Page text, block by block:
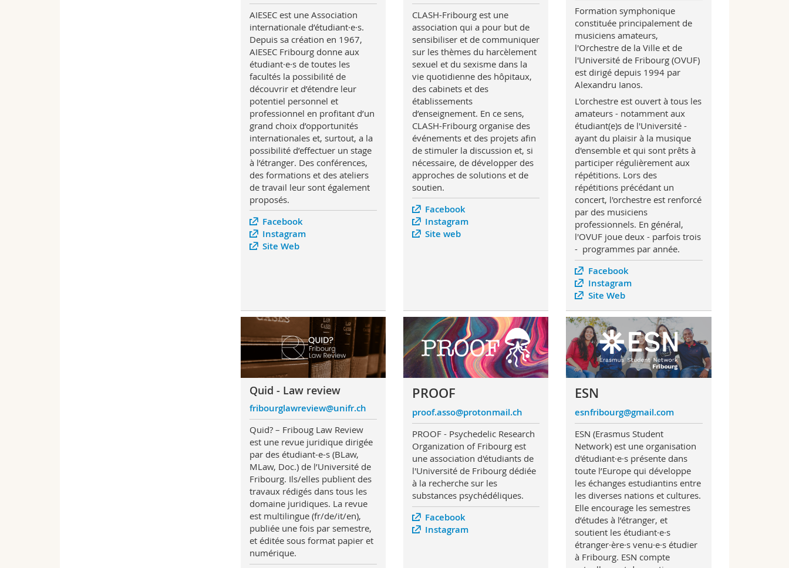
AIESEC est une Association
internationale d’étudiant·e·s.
Depuis sa création en 1967,
AIESEC Fribourg donne aux
étudiant·e·s de toutes les
facultés la possibilité de
découvrir et d’étendre leur
potentiel personnel et
professionnel en profitant d’un
grand choix d’opportunités
internationales et, surtout, a la
possibilité d’effectuer un stage
à l’étranger. Des conférences,
des formations et des ateliers
de travail leur sont également
proposés.
Facebook
Instagram
Site Web
CLASH-Fribourg est une
association qui a pour but de
sensibiliser et de communiquer
sur les thèmes du harcèlement
sexuel et du sexisme dans la
vie quotidienne des hôpitaux,
des cabinets et des
établissements
d’enseignement. En ce sens,
CLASH-Fribourg organise des
événements et des projets afin
de stimuler la discussion et, si
nécessaire, de développer des
approches de solutions et de
soutien.
Facebook
Instagram
Site web
Formation symphonique
constituée principalement de
musiciens amateurs,
l'Orchestre de la Ville et de
l'Université de Fribourg (OVUF)
est dirigé depuis 1994 par
Alexandru Ianos.
L'orchestre est ouvert à tous les
amateurs - notamment aux
étudiant(e)s de l'Université -
ayant du plaisir à la musique
d'ensemble et qui sont prêts à
participer régulièrement aux
répétitions. Lors des
répétitions précédant un
concert, l'orchestre est renforcé
par des musiciens
professionnels. En général,
l'OVUF joue deux - parfois trois
- programmes par année.
Facebook
Instagram
Site Web
Quid - Law review
fribourglawreview@unifr.ch
Quid? – Friboug Law Review
est une revue juridique dirigée
par des étudiant-e-s (BLaw,
MLaw, Doc.) de l’Université de
Fribourg. Ils/elles publient des
travaux rédigés dans tous les
domaine juridiques. La revue
est multilingue (fr/de/it/en),
publiée une fois par semestre,
et éditée sous format papier et
numérique.
PROOF
proof.asso@protonmail.ch
PROOF - Psychedelic Research
Organization of Fribourg est
une association d'étudiants de
l'Université de Fribourg dédiée
à la recherche sur les
substances psychédéliques.
Facebook
Instagram
ESN
esnfribourg@gmail.com
ESN (Erasmus Student
Network) est une organisation
d'étudiant·e·s présente dans
toute l’Europe qui développe
les échanges estudiantins entre
les diverses nations et cultures.
Elle encourage les semestres
d’études à l’étranger, et
soutient les étudiant·e·s
étranger·ère·s venu·e·s étudier
à Fribourg. ESN compte